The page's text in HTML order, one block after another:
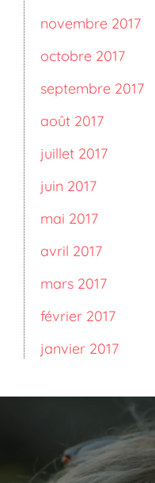
novembre 2017
octobre 2017
septembre 2017
août 2017
juillet 2017
juin 2017
mai 2017
avril 2017
mars 2017
février 2017
janvier 2017